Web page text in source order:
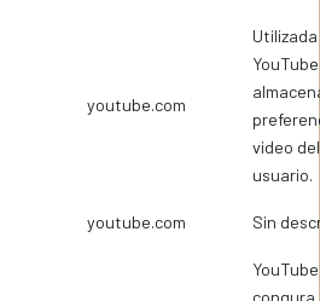
youtube.com
video del
usuario.
youtube.com Sin
YouTube